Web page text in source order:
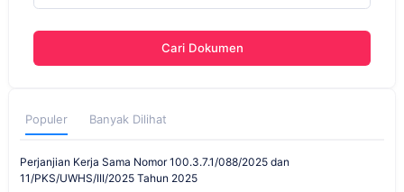
Cari Dokumen
Populer Banyak Dilihat
Perjanjian Kerja Sama Nomor 100.3.7.1/088/2025 dan
11/PKS/UWHS/III/2025 Tahun 2025